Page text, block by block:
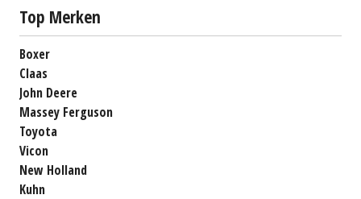
Top Merken
Boxer
Claas
John Deere
Massey Ferguson
Toyota
Vicon
New Holland
Kuhn